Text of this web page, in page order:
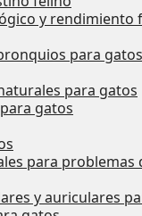
y rendimiento
para gatos
para gatos
gatos
para problemas
y auriculares